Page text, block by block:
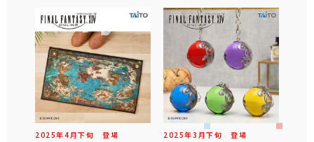
2025年4 月下旬 登場 2025年3 月下旬 登場